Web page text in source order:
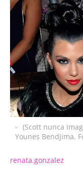
- (Scott nunca
Younes Bendjima.
renata.gonzalez